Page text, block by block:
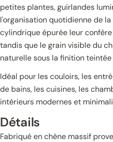
petites plantes, guirlandes
l'organisation quotidienne de
cylindrique épurée leur
tandis que le grain visible du
naturelle sous la finition teintée
Idéal pour les couloirs, les
de bains, les cuisines, les
intérieurs modernes et
Détails
Fabriqué en chêne massif